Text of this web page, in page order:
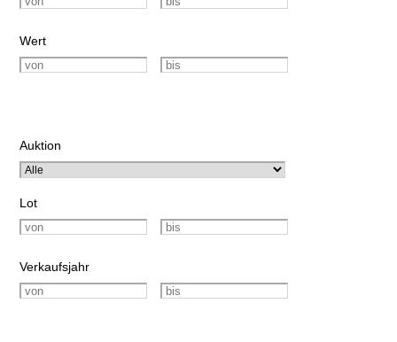
Wert
Auktion
Lot
Verkaufsjahr